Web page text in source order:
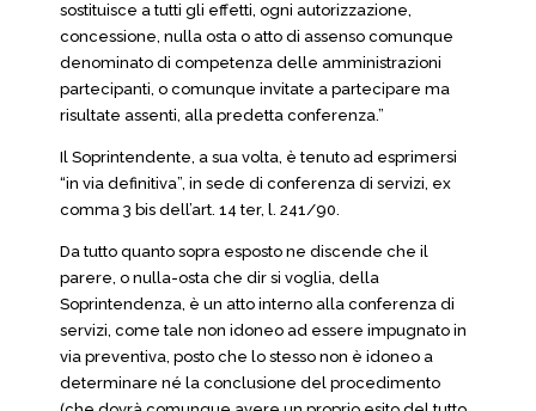
sostituisce a tutti gli effetti, ogni autorizzazione,
concessione, nulla osta o atto di assenso comunque
denominato di competenza delle amministrazioni
partecipanti, o comunque invitate a partecipare ma
risultate assenti, alla predetta conferenza.”
Il Soprintendente, a sua volta, è tenuto ad esprimersi
“in via definitiva”, in sede di conferenza di servizi, ex
comma 3 bis dell’art. 14 ter, l. 241/90.
Da tutto quanto sopra esposto ne discende che il
parere, o nulla-osta che dir si voglia, della
Soprintendenza, è un atto interno alla conferenza di
servizi, come tale non idoneo ad essere impugnato in
via preventiva, posto che lo stesso non è idoneo a
determinare né la conclusione del procedimento